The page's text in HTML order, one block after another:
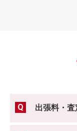
出張料・